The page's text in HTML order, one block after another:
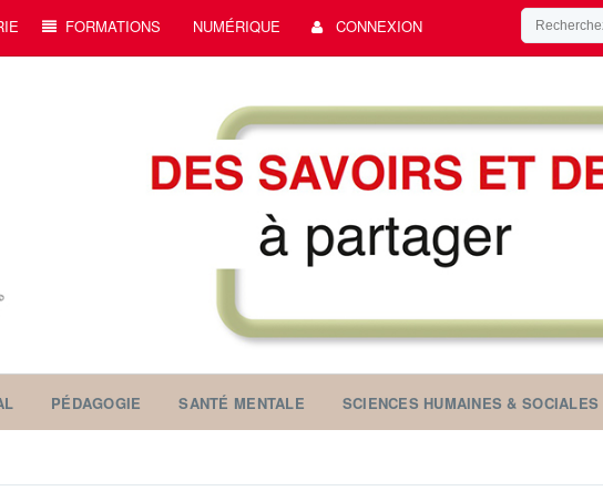
FORMATIONS NUMÉRIQUE CONNEXION
PÉDAGOGIE SANTÉ MENTALE SCIENCES HUMAINES & SOCIALES